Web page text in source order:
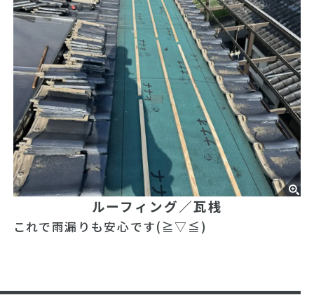
ルーフィング／瓦桟
これで雨漏りも安心です(≧▽≦)